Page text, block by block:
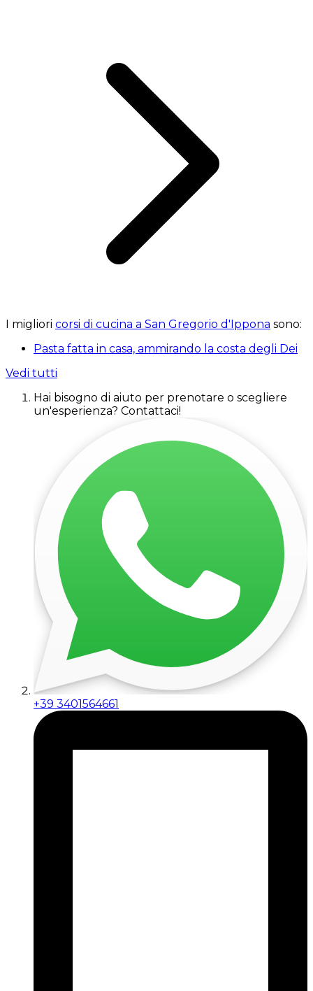
I migliori corsi di cucina a San Gregorio d'Ippona sono:
Pasta fatta in casa, ammirando la costa degli Dei
Vedi tutti
Hai bisogno di aiuto per prenotare o scegliere
un'esperienza? Contattaci!
+39 3401564661